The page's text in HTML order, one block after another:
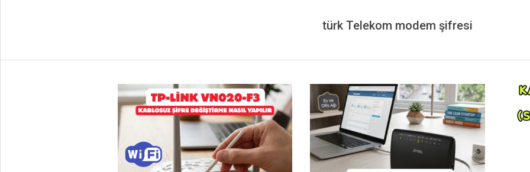
türk Telekom modem şifresi